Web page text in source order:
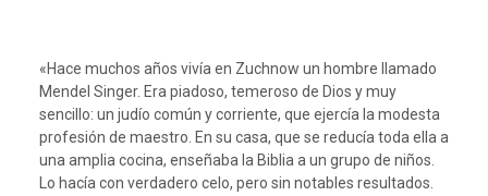
«Hace muchos años vivía en Zuchnow un hombre llamado
Mendel Singer. Era piadoso, temeroso de Dios y muy
sencillo: un judío común y corriente, que ejercía la modesta
profesión de maestro. En su casa, que se reducía toda ella a
una amplia cocina, enseñaba la Biblia a un grupo de niños.
Lo hacía con verdadero celo, pero sin notables resultados.